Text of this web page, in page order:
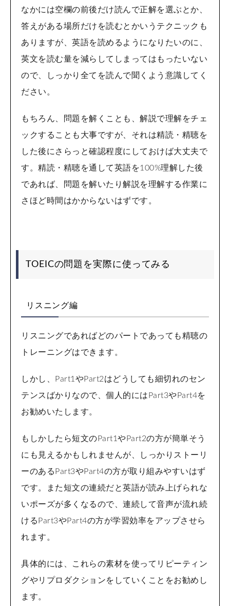
なかには空欄の前後だけ読んで正解を選ぶとか、
答えがある場所だけを読むとかいうテクニックも
ありますが、英語を読めるようになりたいのに、
英文を読む量を減らしてしまってはもったいない
ので、しっかり全てを読んで聞くよう意識してく
ださい。
もちろん、問題を解くことも、解説で理解をチェ
ックすることも大事ですが、それは精読・精聴を
した後にさらっと確認程度にしておけば大丈夫で
す。精読・精聴を通して英語を100%理解した後
であれば、問題を解いたり解説を理解する作業に
さほど時間はかからないはずです。
TOEICの問題を実際に使ってみる
リスニング編
リスニングであればどのパートであっても精聴の
トレーニングはできます。
しかし、Part1やPart2はどうしても細切れのセン
テンスばかりなので、個人的にはPart3やPart4を
お勧めいたします。
もしかしたら短文のPart1やPart2の方が簡単そう
にも見えるかもしれませんが、しっかりストーリ
ーのあるPart3やPart4の方が取り組みやすいはず
です。また短文の連続だと英語が読み上げられな
いポーズが多くなるので、連続して音声が流れ続
けるPart3やPart4の方が学習効率をアップさせら
れます。
具体的には、これらの素材を使ってリピーティン
グやリプロダクションをしていくことをお勧めし
ます。